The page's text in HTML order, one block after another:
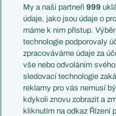
Témata
Představení týmů MS
EuroSkauting
PL v kostce
Evropské koeficienty
Přestupy
Přestupové spekulace
Zranění
My a naši partneři999
údaje, jako jsou údaje o
máme k nim přístup.
technologie podporovaly
zpracováváme údaje za
vše nebo odvoláním
sledovací technologie
reklamy pro vás nemusí
kdykoli znovu zobrazit a
kliknutím na odkaz Řízení